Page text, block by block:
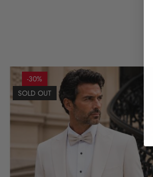
-30%
SOLD OUT